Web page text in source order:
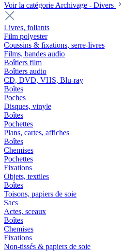
Voir la catégorie Archivage - Divers
Livres, foliants
Film polyester
Coussins & fixations, serre-livres
Films, bandes audio
Boîtiers film
Boîtiers audio
CD, DVD, VHS, Blu-ray
Boîtes
Poches
Disques, vinyle
Boîtes
Pochettes
Plans, cartes, affiches
Boîtes
Chemises
Pochettes
Fixations
Objets, textiles
Boîtes
Toisons, papiers de soie
Sacs
Actes, sceaux
Boîtes
Chemises
Fixations
Non-tissés & papiers de soie